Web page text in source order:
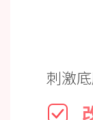
刺激